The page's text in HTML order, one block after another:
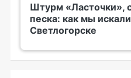
Штурм «Ласточки»,
песка: как мы
Светлогорске